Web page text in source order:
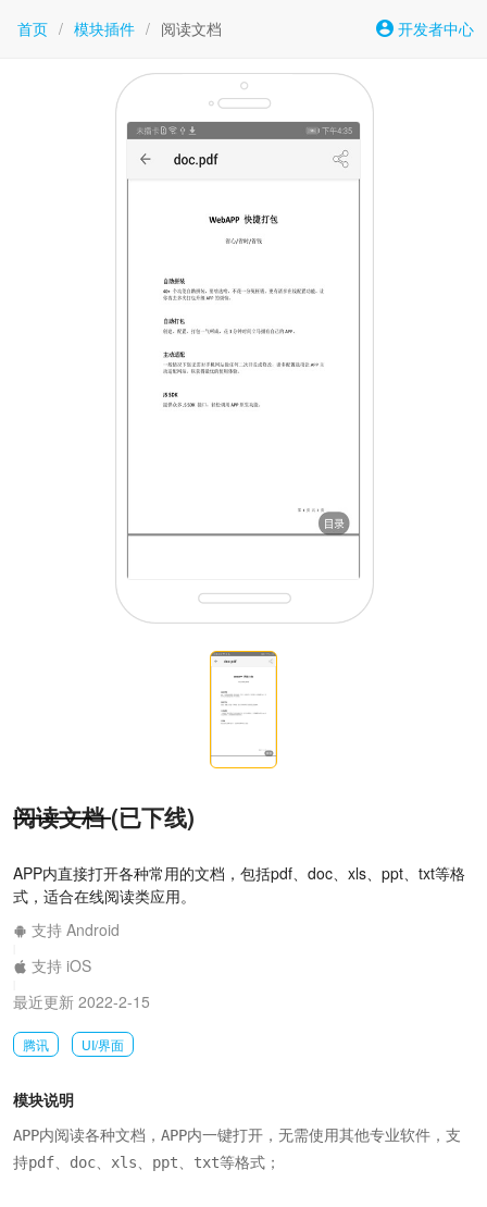
首页 / 模块插件 / 阅读文档 开发者中心
阅读文档(已下线)
APP内直接打开各种常用的文档，包括pdf、doc、xls、ppt、txt等格
式，适合在线阅读类应用。
支持 Android
支持 iOS
最近更新 2022-2-15
腾讯 UI/界面
模块说明
APP内阅读各种文档，APP内一键打开，无需使用其他专业软件，支
持pdf、doc、xls、ppt、txt等格式；